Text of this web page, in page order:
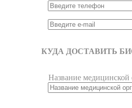
КУДА ДОСТАВИТЬ
Название медицинской